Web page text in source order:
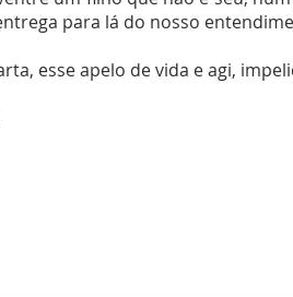
para lá do nosso
esse apelo de vida e agi,